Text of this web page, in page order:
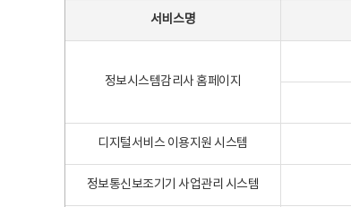
서비스명
정보시스템감리사 홈페이지
디지털서비스 이용지원 시스템
정보통신보조기기 사업관리 시스템